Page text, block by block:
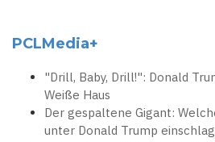
PCLMedia+
"Drill, Baby, Drill!": Donald
Weiße Haus
Der gespaltene Gigant:
unter Donald Trump